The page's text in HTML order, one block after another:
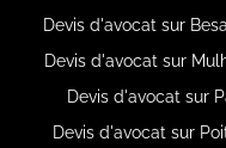
Devis d'avocat sur
Devis d'avocat sur
Devis d'avocat sur
Devis d'avocat sur